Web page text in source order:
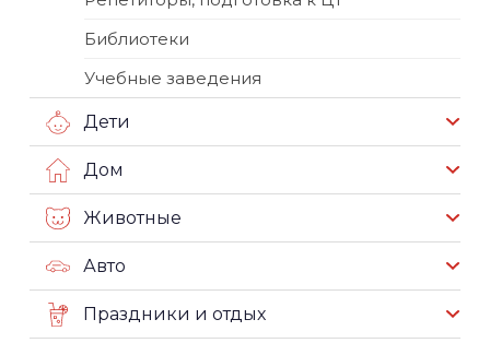
Библиотеки
Учебные заведения
Дети
Дом
Животные
Авто
Праздники и отдых